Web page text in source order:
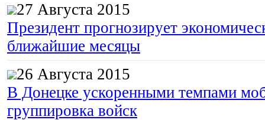
27 Августа 2015
Президент прогнозирует
ближайшие месяцы
26 Августа 2015
В Донецке ускоренными темпами
группировка войск